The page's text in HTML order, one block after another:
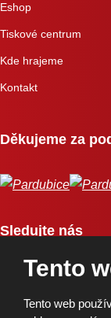
Eshop
Tiskové centrum
Kde hrajeme
Kontakt
Děkujeme za
Sledujte nás
Tento
Tento web